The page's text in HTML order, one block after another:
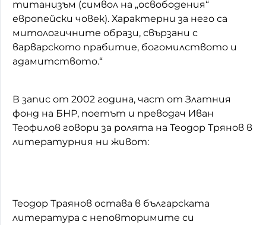
титанизъм (символ на „освободения“
европейски човек). Характерни за него са
митологичните образи, свързани с
варварското прабитие, богомилството и
адамитството.“
В запис от 2002 година, част от Златния
фонд на БНР, поетът и преводач Иван
Теофилов говори за ролята на Теодор Трянов в
литературния ни живот:
Теодор Траянов остава в българската
литература с неповторимите си